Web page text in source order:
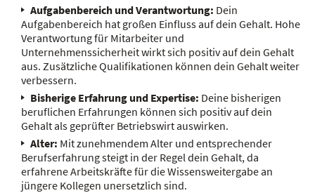
Aufgabenbereich und Verantwortung: Dein
Aufgabenbereich hat großen Einfluss auf dein Gehalt. Hohe
Verantwortung für Mitarbeiter und
Unternehmenssicherheit wirkt sich positiv auf dein Gehalt
aus. Zusätzliche Qualifikationen können dein Gehalt weiter
verbessern.
Bisherige Erfahrung und Expertise: Deine bisherigen
beruflichen Erfahrungen können sich positiv auf dein
Gehalt als geprüfter Betriebswirt auswirken.
Alter: Mit zunehmendem Alter und entsprechender
Berufserfahrung steigt in der Regel dein Gehalt, da
erfahrene Arbeitskräfte für die Wissensweitergabe an
jüngere Kollegen unersetzlich sind.